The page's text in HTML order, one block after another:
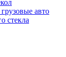
авто
стекла